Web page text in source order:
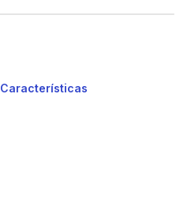
Características